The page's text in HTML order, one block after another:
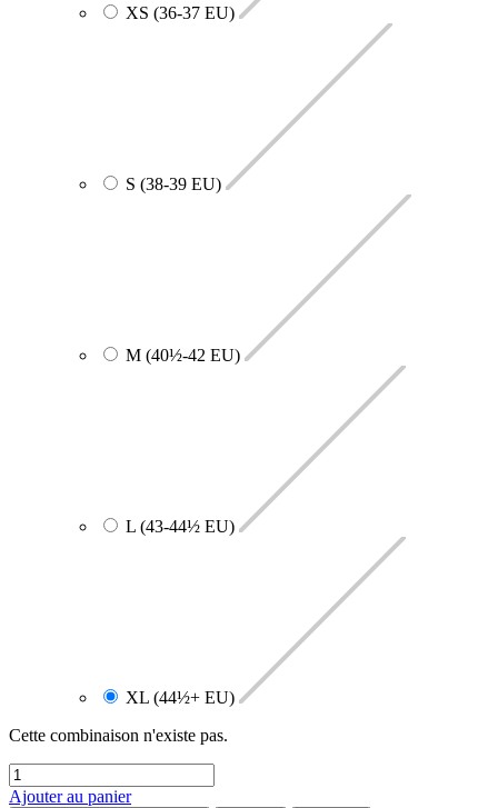
XS (36-37 EU)
S (38-39 EU)
M (40½-42 EU)
L (43-44½ EU)
XL (44½+ EU)
Cette combinaison n'existe pas.
Ajouter au panier